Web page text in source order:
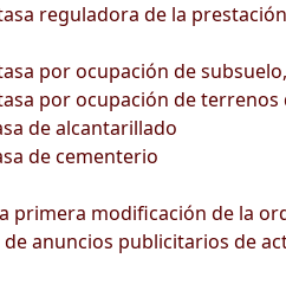
reguladora de la
por ocupación de
por ocupación de
de alcantarillado
de cementerio
primera modificación de la
anuncios publicitarios de